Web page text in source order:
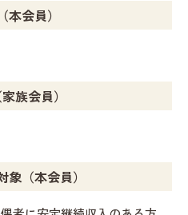
本会員）
族会員）
象（本会員）